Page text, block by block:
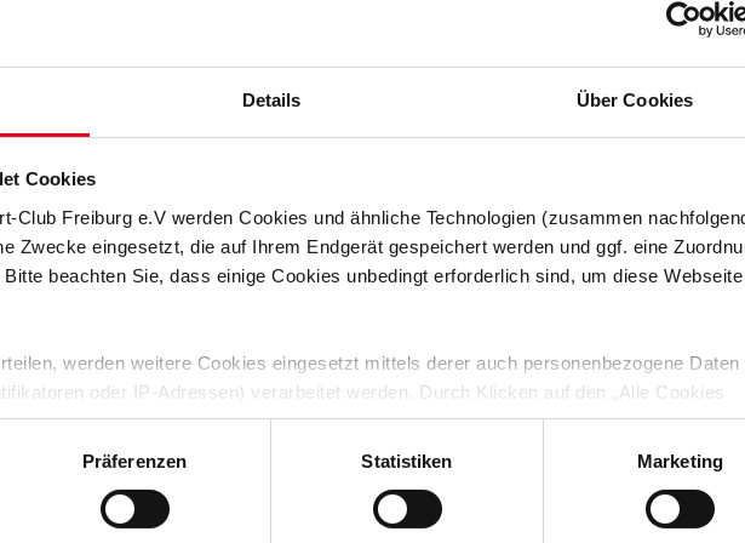
Details Über Cookies
Cookies
Club Freiburg e.V werden Cookies und ähnliche Technologien (zusammen
Zwecke eingesetzt, die auf Ihrem Endgerät gespeichert werden und ggf. eine
beachten Sie, dass einige Cookies unbedingt erforderlich sind, um diese Webseite
werden weitere Cookies eingesetzt mittels derer auch personenbezogene Daten
oder IP-Adressen) verarbeitet werden. Durch Klicken auf den „Alle Cookies
der Speicherung aller aufgeführten Cookies und der entsprechenden Verarbeitung
die unten jeweils angegebene Zwecke gem. § 25 Abs. 1 TDDDG, Art. 6 Abs. 1 lit. a
auswählen, werden nur unbedingt erforderliche Cookies eingesetzt. Ihre etwaig
Präferenzen Statistiken Marketing
Deutschland auf dem Programm. Die Teilnahme an den
wegen Sprunggelenksproblemen absagen.